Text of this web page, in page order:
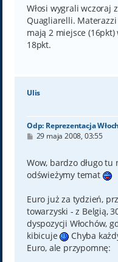
t
Włosi wygrali wczoraj
Quagliarelli. Materazzi
mają 2 miejsce
18pkt.
Ulis
Odp: Reprezentacja Włoch
P
t
29 maja 2008, 03:55
Wow, bardzo długo tu
odświeżymy temat
Euro już za tydzień,
towarzyski - z Belgią,
dyspozycji Włochów,
kibicuje
Chyba
Euro, ale przypomnę: